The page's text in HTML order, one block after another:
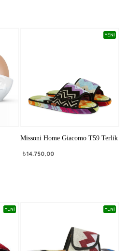
YENİ
Missoni Home Giacomo T59 Terlik
₺14.750,00
YENİ YENİ